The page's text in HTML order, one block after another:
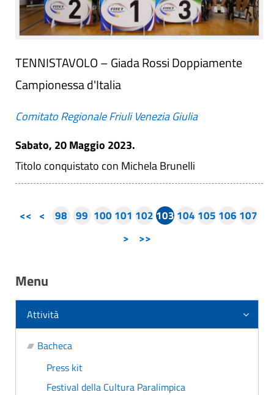
TENNISTAVOLO – Giada Rossi Doppiamente
Campionessa d'Italia
Comitato Regionale Friuli Venezia Giulia
Sabato, 20 Maggio 2023.
Titolo conquistato con Michela Brunelli
<< < 98 99 100 101 102103 104 105 106 107
>
>>
Menu
Attività
Bacheca
Press kit
Festival della Cultura Paralimpica